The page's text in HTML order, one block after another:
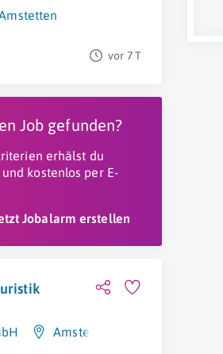
vor 7 T
Job gefunden?
erhälst du
kostenlos per E-
Jobalarm erstellen
Amstetten